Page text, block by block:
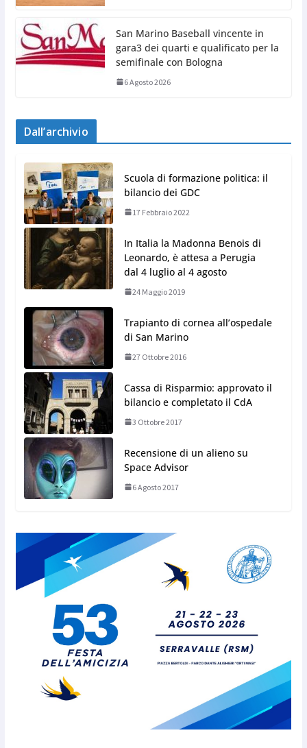
San Marino Baseball vincente in
gara3 dei quarti e qualificato per la
semifinale con Bologna
6 Agosto 2026
Dall’archivio
Scuola di formazione politica: il
bilancio dei GDC
17 Febbraio 2022
In Italia la Madonna Benois di
Leonardo, è attesa a Perugia
dal 4 luglio al 4 agosto
24 Maggio 2019
Trapianto di cornea all’ospedale
di San Marino
27 Ottobre 2016
Cassa di Risparmio: approvato il
bilancio e completato il CdA
3 Ottobre 2017
Recensione di un alieno su
Space Advisor
6 Agosto 2017